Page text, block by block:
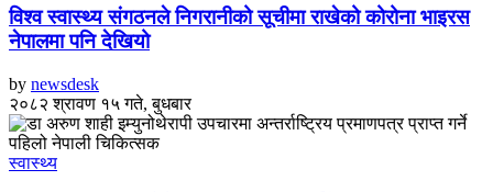
विश्व स्वास्थ्य संगठनले निगरानीको सूचीमा राखेको कोरोना भाइरस
नेपालमा पनि देखियो
by newsdesk
२०८२ श्रावण १५ गते, बुधबार
स्वास्थ्य